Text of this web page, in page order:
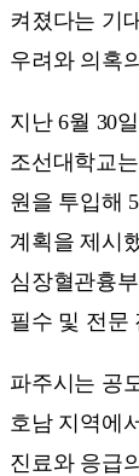
켜졌다는 기
우려와 의혹
지난 6월 30
조선대학교
원을 투입해
계획을 제시
심장혈관흉
필수 및 전문
파주시는 공
호남 지역에
진료와 응급